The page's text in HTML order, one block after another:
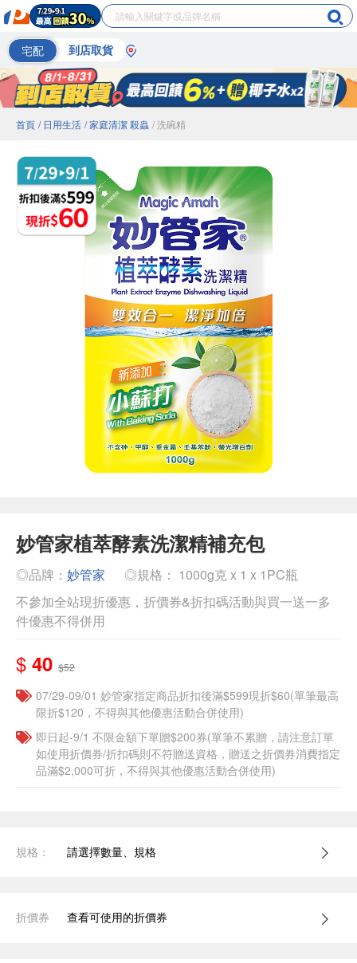
宅配 到店取貨
首頁 / 日用生活 / 家庭清潔 殺蟲 / 洗碗精
妙管家植萃酵素洗潔精補充包
◎品牌： 妙管家
◎規格： 1000g克 x 1 x 1PC瓶
不參加全站現折優惠，折價券&折扣碼活動與買一送一多
件優惠不得併用
$ 40 $52
07/29-09/01 妙管家指定商品折扣後滿$599現折$60(單筆最高
限折$120，不得與其他優惠活動合併使用)
即日起-9/1 不限金額下單贈$200券(單筆不累贈，請注意訂單
如使用折價券/折扣碼則不符贈送資格，贈送之折價券消費指定
品滿$2,000可折，不得與其他優惠活動合併使用)
規格： 請選擇數量、規格
折價券 查看可使用的折價券